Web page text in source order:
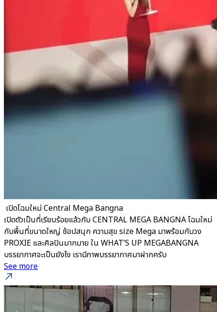
​ เปิดโฉมใหม่ Central Mega Bangna
เปิดตัวเป็นที่เรียบร้อยแล้วกับ CENTRAL MEGA BANGNA โฉมใหม่
กับพื้นที่ขนาดใหญ่ ช้อปสนุก ความสุข size Mega มาพร้อมกับวง
PROXIE และศิลปินมากมาย ใน WHAT’S UP MEGABANGNA
บรรยากาศจะเป็นยังไง เรามีภาพบรรยากาศมาฝากครับ
See more